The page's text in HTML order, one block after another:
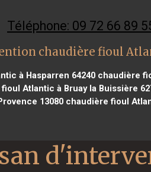
Téléphone: 09 72 66 89
chaudière fioul
à Hasparren 64240chaudière
Atlantic à Bruay la Buissière
13080chaudière fioul